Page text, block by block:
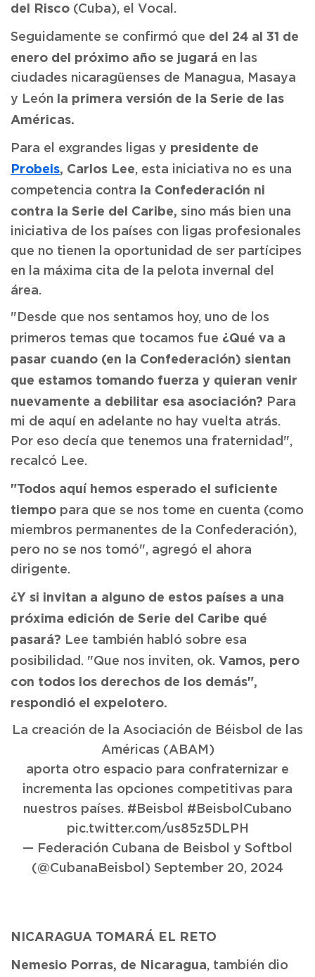
del Risco (Cuba), el Vocal.
Seguidamente se confirmó que del 24 al 31 de
enero del próximo año se jugará en las
ciudades nicaragüenses de Managua, Masaya
y León la primera versión de la Serie de las
Américas.
Para el exgrandes ligas y presidente de
Probeis, Carlos Lee, esta iniciativa no es una
competencia contra la Confederación ni
contra la Serie del Caribe, sino más bien una
iniciativa de los países con ligas profesionales
que no tienen la oportunidad de ser partícipes
en la máxima cita de la pelota invernal del
área.
"Desde que nos sentamos hoy, uno de los
primeros temas que tocamos fue ¿Qué va a
pasar cuando (en la Confederación) sientan
que estamos tomando fuerza y quieran venir
nuevamente a debilitar esa asociación? Para
mi de aquí en adelante no hay vuelta atrás.
Por eso decía que tenemos una fraternidad",
recalcó Lee.
"Todos aquí hemos esperado el suficiente
tiempo para que se nos tome en cuenta (como
miembros permanentes de la Confederación),
pero no se nos tomó", agregó el ahora
dirigente.
¿Y si invitan a alguno de estos países a una
próxima edición de Serie del Caribe qué
pasará? Lee también habló sobre esa
posibilidad. "Que nos inviten, ok. Vamos, pero
con todos los derechos de los demás",
respondió el expelotero.
La creación de la Asociación de Béisbol de las
Américas (ABAM)
aporta otro espacio para confraternizar e
incrementa las opciones competitivas para
nuestros países. #Beisbol
#BeisbolCubano
pic.twitter.com/us85z5DLPH
— Federación Cubana de Beisbol y Softbol
(@CubanaBeisbol) September 20, 2024
NICARAGUA TOMARÁ EL RETO
Nemesio Porras, de Nicaragua, también dio